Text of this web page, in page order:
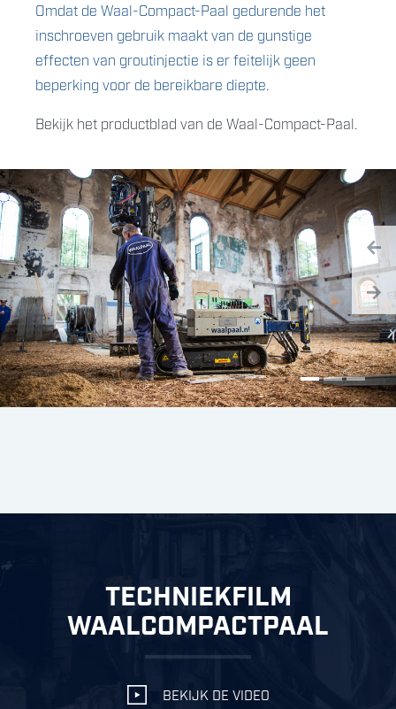
Omdat de Waal-Compact-Paal gedurende het
inschroeven gebruik maakt van de gunstige
effecten van groutinjectie is er feitelijk geen
beperking voor de bereikbare diepte.
Bekijk het productblad van de Waal-Compact-Paal.
TECHNIEKFILM
WAALCOMPACTPAAL
BEKIJK DE VIDEO